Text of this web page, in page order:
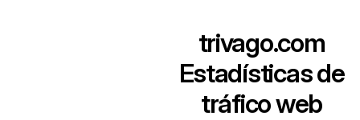
trivago.com
Estadísticas de
tráfico web